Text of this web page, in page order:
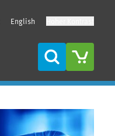
English
Suche